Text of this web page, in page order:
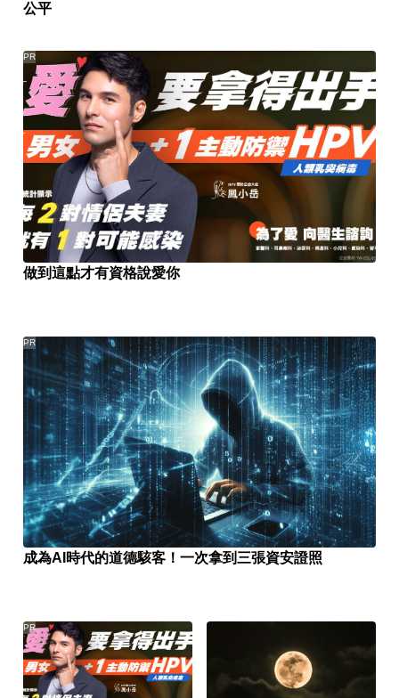
公平
做到這點才有資格說愛你
PR
成為AI時代的道德駭客！一次拿到三張資安證照
PR
PR